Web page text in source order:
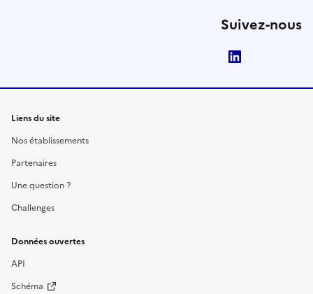
Suivez-nous
Liens du site
Nos établissements
Partenaires
Une question ?
Challenges
Données ouvertes
API
Schéma